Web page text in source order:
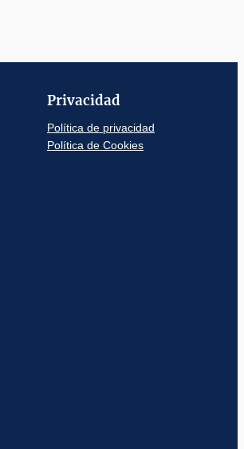
Privacidad
Política de privacidad
Política de Cookies